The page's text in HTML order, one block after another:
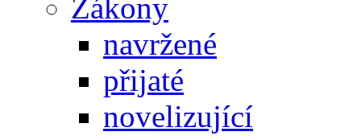
Zákony
navržené
přijaté
novelizující